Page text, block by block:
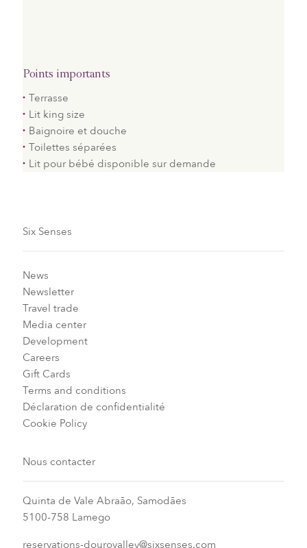
Points importants
Terrasse
Lit king size
Baignoire et douche
Toilettes séparées
Lit pour bébé disponible sur demande
Six Senses
News
Newsletter
Travel trade
Media center
Development
Careers
Gift Cards
Terms and conditions
Déclaration de confidentialité
Cookie Policy
Nous contacter
Quinta de Vale Abraão, Samodães
5100-758 Lamego
reservations-dourovalley@sixsenses.com